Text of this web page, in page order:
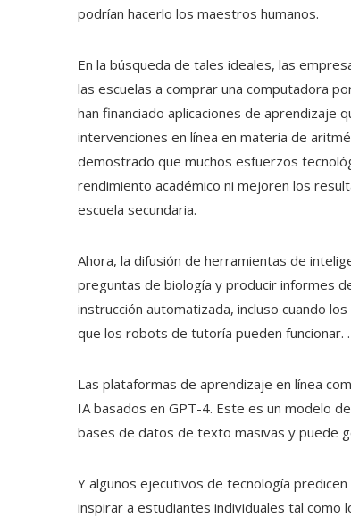
podrían hacerlo los maestros humanos.
En la búsqueda de tales ideales, las
las escuelas a comprar una computadora
han financiado aplicaciones de aprendizaje
intervenciones en línea en materia de
demostrado que muchos esfuerzos
rendimiento académico ni mejoren los
escuela secundaria.
Ahora, la difusión de herramientas de
preguntas de biología y producir informes
instrucción automatizada, incluso cuando
que los robots de tutoría pueden funcionar.
Las plataformas de aprendizaje en línea
IA basados ​​en GPT-4. Este es un modelo
bases de datos de texto masivas y puede
Y algunos ejecutivos de tecnología
inspirar a estudiantes individuales tal como